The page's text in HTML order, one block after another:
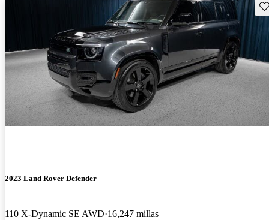
2023 Land Rover Defender
110 X-Dynamic SE AWD 16,247 millas